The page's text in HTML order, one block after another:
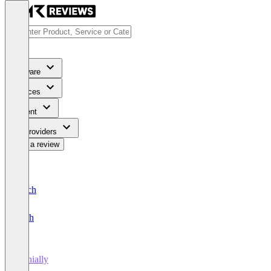
Software
Services
Content
For Providers
Write a review
Deutsch
English
Genially